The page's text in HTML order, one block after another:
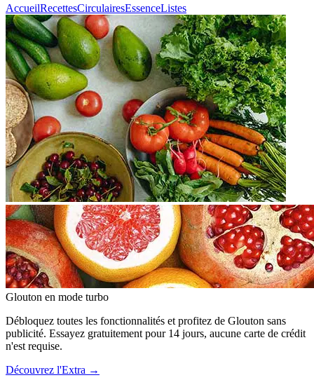
AccueilRecettesCirculairesEssenceListes
Glouton en mode turbo
Débloquez toutes les fonctionnalités et profitez de Glouton sans
publicité. Essayez gratuitement pour 14 jours, aucune carte de crédit
n'est requise.
Découvrez l'Extra →